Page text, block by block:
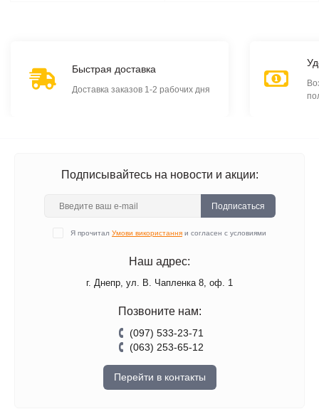
Быстрая доставка
Доставка заказов 1-2 рабочих дня
Подписывайтесь на новости и акции:
Подписаться
Я прочитал Умови використання и согласен с условиями
Наш адрес:
г. Днепр, ул. В. Чапленка 8, оф. 1
Позвоните нам:
(097) 533-23-71
(063) 253-65-12
Перейти в контакты